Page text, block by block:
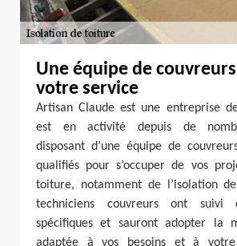
Une équipe de
votre service
Artisan Claude est une entreprise
est en activité depuis de
disposant d’une équipe de
qualifiés pour s’occuper de vos
toiture, notamment de l’isolation
techniciens couvreurs ont suivi
spécifiques et sauront adopter la
adaptée à vos besoins et à